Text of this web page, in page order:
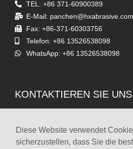
Diese Website verwendet
sicherzustellen, dass Sie die
TEL: +86 371-60900389
E-Mail: panchen@hxabrasive.com
Fax: +86-371-60303756
Telefon: +86 13526538098
WhatsApp: +86 13526538098
KONTAKTIEREN SIE UNS
Zimmer 1903, Yaxing Times Square,
Zhengzhou, China